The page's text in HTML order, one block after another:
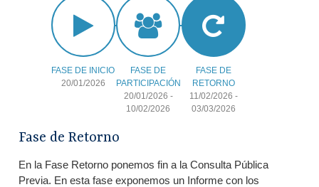
FASE DE INICIO
20/01/2026
FASE DE
PARTICIPACIÓN
20/01/2026 -
10/02/2026
FASE DE
RETORNO
11/02/2026 -
03/03/2026
Fase de Retorno
En la Fase Retorno ponemos fin a la Consulta Pública
Previa. En esta fase exponemos un Informe con los